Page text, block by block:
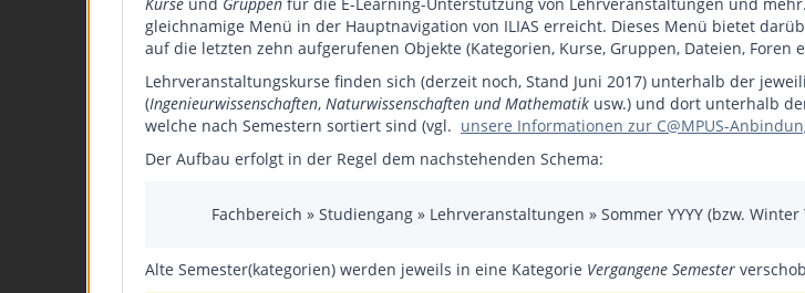
gleichnamige Menü in der Hauptnavigation von ILIAS erreicht. Dieses Menü bietet
auf die letzten zehn aufgerufenen Objekte (Kategorien, Kurse, Gruppen, Dateien, Foren
Lehrveranstaltungskurse finden sich (derzeit noch, Stand Juni 2017) unterhalb der
(Ingenieurwissenschaften, Naturwissenschaften und Mathematik usw.) und dort unterhalb
welche nach Semestern sortiert sind (vgl. unsere Informationen zur C@MPUS-
Der Aufbau erfolgt in der Regel dem nachstehenden Schema:
Fachbereich » Studiengang » Lehrveranstaltungen » Sommer YYYY (bzw. Winter
Alte Semester(kategorien) werden jeweils in eine Kategorie Vergangene Semester